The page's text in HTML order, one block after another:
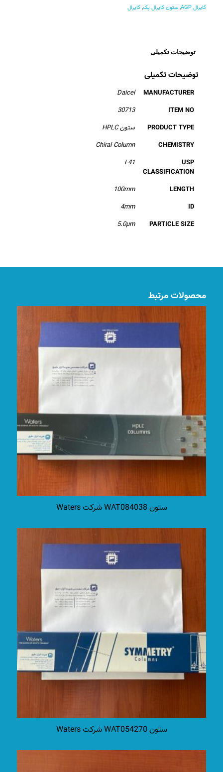
کایرال AGP ,ستون کایرال پک,کایرال
توضیحات تکمیلی
توضیحات تکمیلی
MANUFACTURER
Daicel
ITEM NO
30713
PRODUCT TYPE
ستون HPLC
CHEMISTRY
Chiral Column
USP
CLASSIFICATION
L41
LENGTH
100mm
ID
4mm
PARTICLE SIZE
5.0µm
محصولات مرتبط
ستون WAT084038 شرکت Waters
ستون WAT054270 شرکت Waters